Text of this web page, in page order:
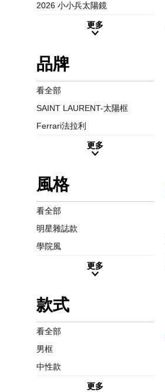
2026 小小兵太陽鏡
更多
品牌
看全部
SAINT LAURENT-太陽框
Ferrari法拉利
更多
風格
看全部
明星雜誌款
學院風
更多
款式
看全部
男框
中性款
更多